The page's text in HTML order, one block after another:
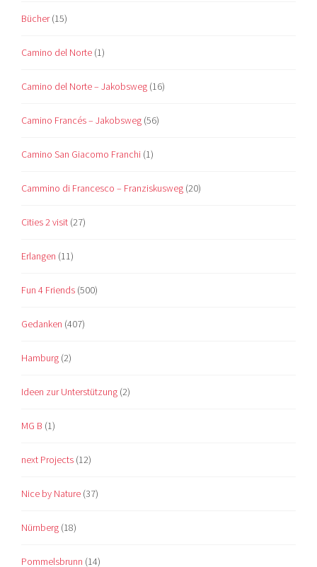
Bücher(15)
Camino del Norte (1)
Camino del Norte – Jakobsweg (16)
Camino Francés – Jakobsweg (56)
Camino San Giacomo Franchi (1)
Cammino di Francesco – Franziskusweg (20)
Cities 2 visit (27)
Erlangen (11)
Fun 4 Friends (500)
Gedanken (407)
Hamburg (2)
Ideen zur Unterstützung (2)
MG B (1)
next Projects (12)
Nice by Nature (37)
Nürnberg (18)
Pommelsbrunn (14)